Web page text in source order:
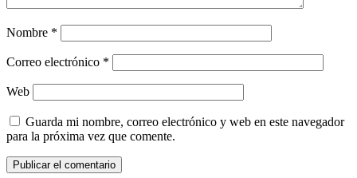
Nombre *
Correo electrónico *
Web
Guarda mi nombre, correo electrónico y web en este navegador
para la próxima vez que comente.